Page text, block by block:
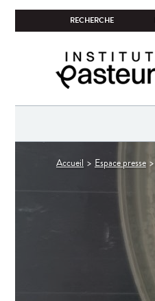
RECHERCHE
Vous
Accueil Espace presse